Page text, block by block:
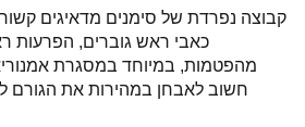
קבוצה נפרדת של סימנים מדאיגים
כאבי ראש גוברים,
מהפטמות, במיוחד במסגרת
חשוב לאבחן במהירות את הגורם